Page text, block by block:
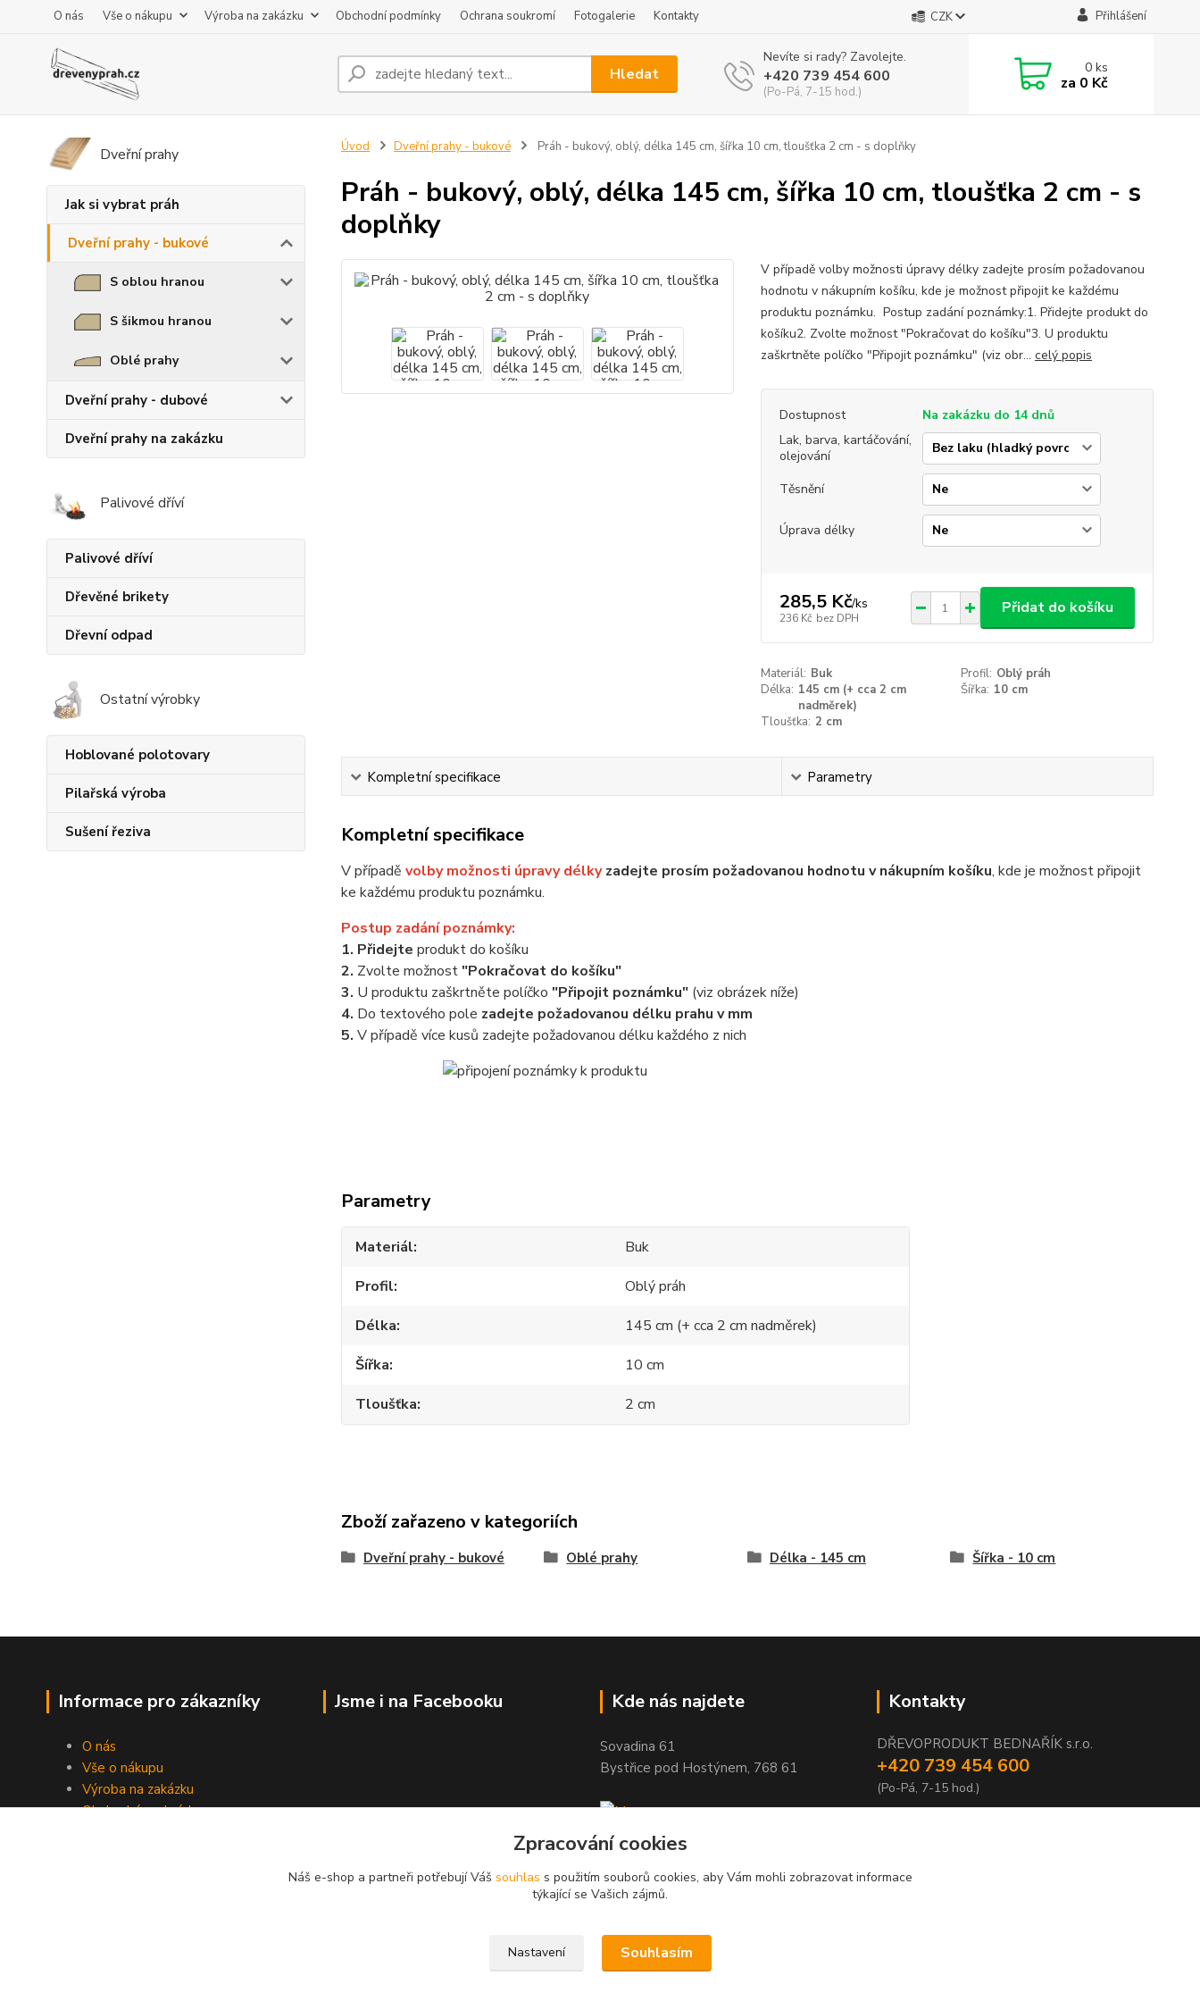
O nás Vše o nákupu Výroba na zakázku Obchodní podmínky Ochrana soukromí Fotogalerie Kontakty CZK Přihlášení
Hledat
Nevíte si rady? Zavolejte.
+420 739 454 600
(Po-Pá, 7-15 hod.)
0ks
za 0 Kč
Dveřní prahy
Jak si vybrat práh
Dveřní prahy - bukové
S oblou hranou
S šikmou hranou
Oblé prahy
Dveřní prahy - dubové
Dveřní prahy na zakázku
Palivové dříví
Palivové dříví
Dřevěné brikety
Dřevní odpad
Ostatní výrobky
Hoblované polotovary
Pilařská výroba
Sušení řeziva
Úvod Dveřní prahy - bukové Práh - bukový, oblý, délka 145 cm, šířka 10 cm, tloušťka 2 cm - s doplňky
Práh - bukový, oblý, délka 145 cm, šířka 10 cm, tloušťka 2 cm - s
doplňky
V případě volby možnosti úpravy délky zadejte prosím požadovanou
hodnotu v nákupním košíku, kde je možnost připojit ke každému
produktu poznámku. Postup zadání poznámky:1. Přidejte produkt do
košíku2. Zvolte možnost "Pokračovat do košíku"3. U produktu
zaškrtněte políčko "Připojit poznámku" (viz obr... celý popis
Dostupnost
Na zakázku do 14 dnů
Lak, barva, kartáčování,
olejování
Těsnění
Úprava délky
285,5 Kč/ks
236 Kč bez DPH
Přidat do košíku
Materiál: Buk Profil: Oblý práh
Délka: 145 cm (+ cca 2 cm
nadměrek)
Šířka: 10 cm
Tloušťka: 2 cm
Kompletní specifikace Parametry
Kompletní specifikace
V případě volby možnosti úpravy délkyzadejte prosím požadovanou hodnotu v nákupním košíku, kde je možnost připojit
ke každému produktu poznámku.
Postup zadání poznámky:
1. Přidejte produkt do košíku
2. Zvolte možnost"Pokračovat do košíku"
3. U produktu zaškrtněte políčko "Připojit poznámku"(viz obrázek níže)
4. Do textového pole zadejte požadovanou délku prahu v mm
5. V případě více kusů zadejte požadovanou délku každého z nich
Parametry
Materiál
Buk
Profil
Oblý práh
Délka
145 cm (+ cca 2 cm nadměrek)
Šířka
10 cm
Tloušťka
2 cm
Zboží zařazeno v kategoriích
Dveřní prahy - bukové Oblé prahy Délka - 145 cm Šířka - 10 cm
Informace pro zákazníky
O nás
Vše o nákupu
Výroba na zakázku
Obchodní podmínky
Jsme i na Facebooku Kde nás najdete
Sovadina 61
Bystřice pod Hostýnem, 768 61
Kontakty
DŘEVOPRODUKT BEDNAŘÍK s.r.o.
+420 739 454 600
(Po-Pá, 7-15 hod.)
Zpracování cookies
Náš e-shop a partneři potřebují Váš souhlas s použitím souborů cookies, aby Vám mohli zobrazovat informace
týkající se Vašich zájmů.
Nastavení Souhlasím